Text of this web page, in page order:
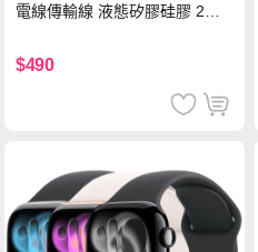
電線傳輸線 液態矽膠硅膠 2M
$490